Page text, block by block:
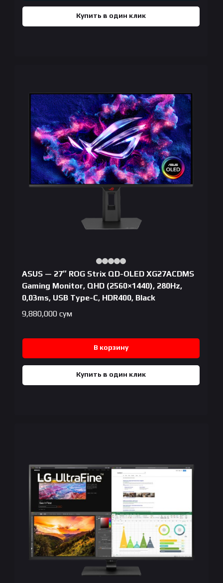
Купить в один клик
ASUS — 27″ ROG Strix QD-OLED XG27ACDMS
Gaming Monitor, QHD (2560×1440), 280Hz,
0,03ms, USB Type-C, HDR400, Black
9,880,000 сум
В корзину
Купить в один клик